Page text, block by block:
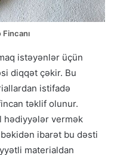
Fincanı
istəyənlər üçün
diqqət çəkir. Bu
istifadə
təklif olunur.
hədiyyələr vermək
ibarət bu dəsti
materialdan